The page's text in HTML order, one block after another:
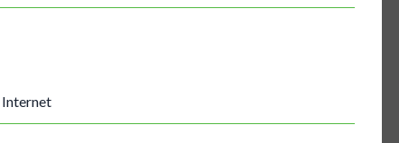
Internet